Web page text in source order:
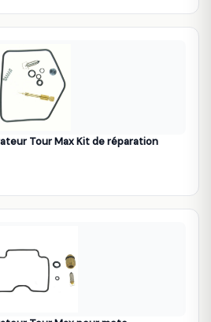
Tour Max Kit de réparation